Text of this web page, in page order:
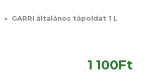
» GARRI általános tápoldat 1 L
1 100Ft